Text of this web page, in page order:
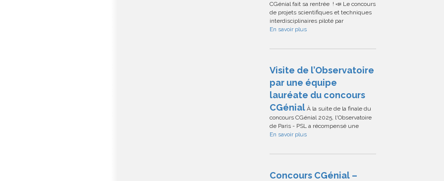
CGénial fait sa rentrée ! 📣 Le concours
de projets scientifiques et techniques
interdisciplinaires piloté par
En savoir plus
Visite de l’Observatoire
par une équipe
lauréate du concours
CGénial À la suite de la finale du
concours CGénial 2025, l'Observatoire
de Paris - PSL a récompensé une
En savoir plus
Concours CGénial –